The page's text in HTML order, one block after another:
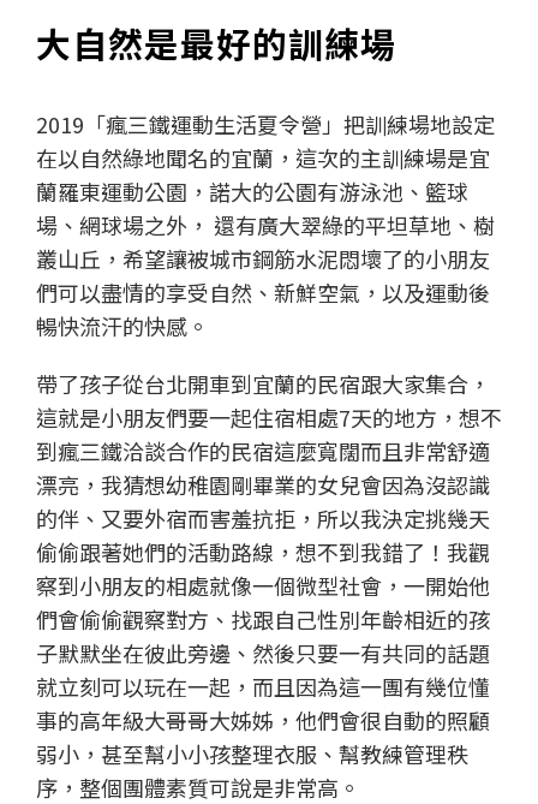
大自然是最好的訓練場
2019「瘋三鐵運動生活夏令營」把訓練場地設定
在以自然綠地聞名的宜蘭，這次的主訓練場是宜
蘭羅東運動公園，諾大的公園有游泳池、籃球
場、網球場之外， 還有廣大翠綠的平坦草地、樹
叢山丘，希望讓被城市鋼筋水泥悶壞了的小朋友
們可以盡情的享受自然、新鮮空氣，以及運動後
暢快流汗的快感。
帶了孩子從台北開車到宜蘭的民宿跟大家集合，
這就是小朋友們要一起住宿相處7天的地方，想不
到瘋三鐵洽談合作的民宿這麼寬闊而且非常舒適
漂亮，我猜想幼稚園剛畢業的女兒會因為沒認識
的伴、又要外宿而害羞抗拒，所以我決定挑幾天
偷偷跟著她們的活動路線，想不到我錯了！我觀
察到小朋友的相處就像一個微型社會，一開始他
們會偷偷觀察對方、找跟自己性別年齡相近的孩
子默默坐在彼此旁邊、然後只要一有共同的話題
就立刻可以玩在一起，而且因為這一團有幾位懂
事的高年級大哥哥大姊姊，他們會很自動的照顧
弱小，甚至幫小小孩整理衣服、幫教練管理秩
序，整個團體素質可說是非常高。